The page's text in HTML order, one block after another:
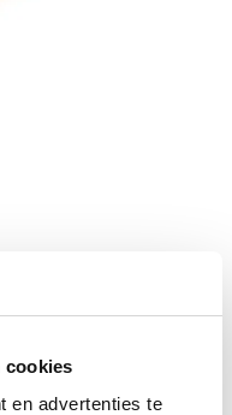
cookies
en advertenties te